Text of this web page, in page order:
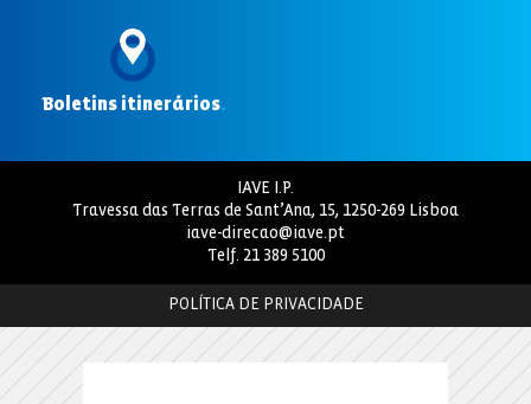
Boletins itinerários.
IAVE I.P.
Travessa das Terras de Sant’Ana, 15, 1250-269 Lisboa
iave-direcao@iave.pt
Telf. 21 389 5100
POLÍTICA DE PRIVACIDADE